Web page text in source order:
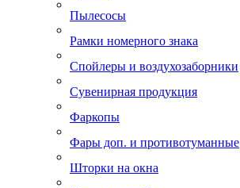
Пылесосы
Рамки номерного знака
Спойлеры и воздухозаборники
Сувенирная продукция
Фаркопы
Фары доп. и противотуманные
Шторки на окна